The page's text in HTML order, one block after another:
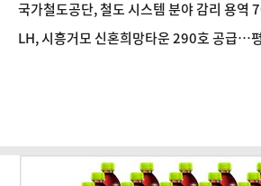
국가철도공단, 철도 시스템 분야 감리 용역
LH, 시흥거모 신혼희망타운 290호 공급…